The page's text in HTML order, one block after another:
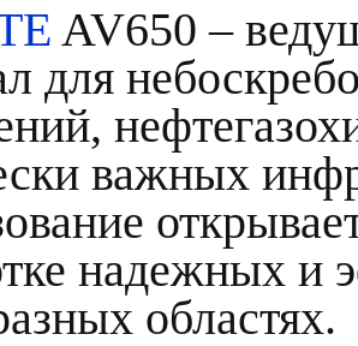
AV650 –
для
важных
надежных и
областях.